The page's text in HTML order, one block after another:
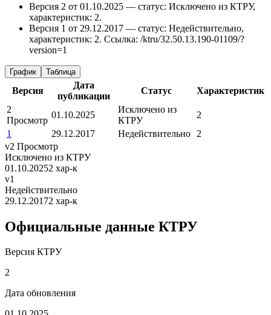
Версия 2 от 01.10.2025 — статус: Исключено из КТРУ,
характеристик: 2.
Версия 1 от 29.12.2017 — статус: Недействительно,
характеристик: 2. Ссылка: /ktru/32.50.13.190-01109/?
version=1
График Таблица
Версия
Дата
публикации
Статус
Характеристик
2
Просмотр
01.10.2025
Исключено из
КТРУ
2
1
29.12.2017 Недействительно
2
v2 Просмотр
Исключено из КТРУ
01.10.20252 хар-к
v1
Недействительно
29.12.20172 хар-к
Официальные данные КТРУ
Версия КТРУ
2
Дата обновления